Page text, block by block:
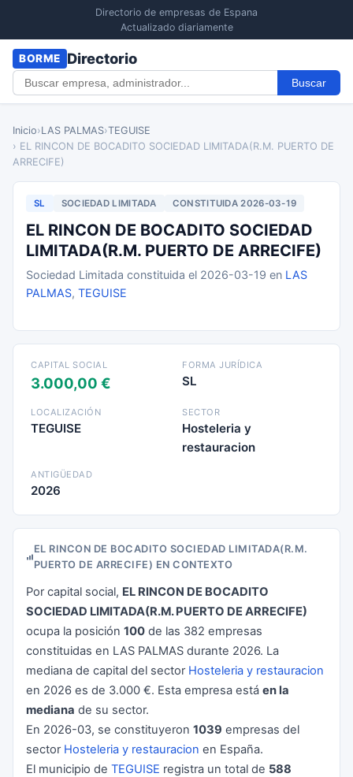
Directorio de empresas de Espana
Actualizado diariamente
BORME Directorio
Buscar
Inicio›LAS PALMAS›TEGUISE
› EL RINCON DE BOCADITO SOCIEDAD LIMITADA(R.M. PUERTO DE
ARRECIFE)
SL SOCIEDAD LIMITADA CONSTITUIDA 2026-03-19
EL RINCON DE BOCADITO SOCIEDAD
LIMITADA(R.M. PUERTO DE ARRECIFE)
Sociedad Limitada constituida el 2026-03-19 en LAS
PALMAS, TEGUISE
CAPITAL SOCIAL
3.000,00 €
FORMA JURÍDICA
SL
LOCALIZACIÓN
TEGUISE
SECTOR
Hosteleria y
restauracion
ANTIGÜEDAD
2026
EL RINCON DE BOCADITO SOCIEDAD LIMITADA(R.M.
PUERTO DE ARRECIFE) EN CONTEXTO
Por capital social, EL RINCON DE BOCADITO
SOCIEDAD LIMITADA(R.M. PUERTO DE ARRECIFE)
ocupa la posición 100 de las 382 empresas
constituidas en LAS PALMAS durante 2026. La
mediana de capital del sector Hosteleria y restauracion
en 2026 es de 3.000 €. Esta empresa está en la
mediana de su sector.
En 2026-03, se constituyeron 1039 empresas del
sector Hosteleria y restauracion en España.
El municipio de TEGUISE registra un total de 588